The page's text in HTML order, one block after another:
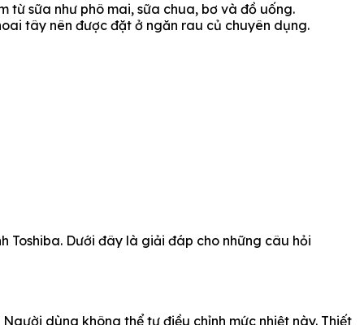
từ sữa như phô mai, sữa chua, bơ và đồ uống.
tây nên được đặt ở ngăn rau củ chuyên dụng.
Toshiba. Dưới đây là giải đáp cho những câu hỏi
dùng không thể tự điều chỉnh mức nhiệt này. Thiết